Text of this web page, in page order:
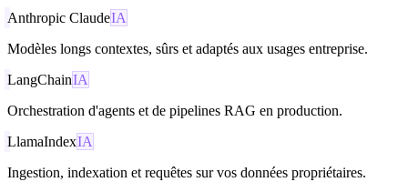
Anthropic ClaudeIA
Modèles longs contextes, sûrs et adaptés aux usages entreprise.
LangChainIA
Orchestration d'agents et de pipelines RAG en production.
LlamaIndexIA
Ingestion, indexation et requêtes sur vos données propriétaires.